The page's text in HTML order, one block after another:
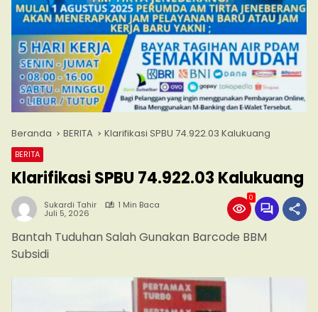
Beranda BERITA Klarifikasi SPBU 74.922.03 Kalukuang
BERITA
Klarifikasi SPBU 74.922.03 Kalukuang
Sukardi Tahir 1 Min Baca
Juli 5, 2026
0
Bantah Tuduhan Salah Gunakan Barcode BBM
Subsidi